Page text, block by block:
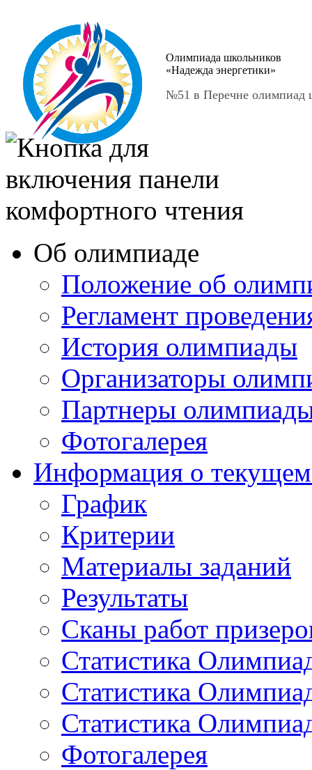
Олимпиада школьников
«Надежда энергетики»
№51 в Перечне олимпиад
Об олимпиаде
Положение об
Регламент
История олимпиады
Организаторы
Партнеры
Фотогалерея
Информация о текущем
График
Критерии
Материалы заданий
Результаты
Сканы работ
Статистика
Статистика
Статистика
Фотогалерея